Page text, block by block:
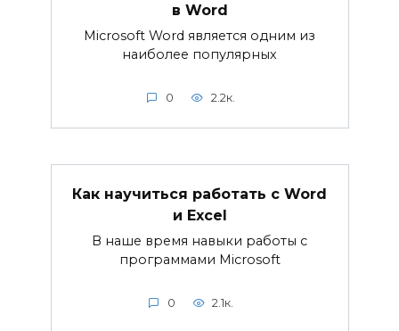
в Word
Microsoft Word является одним из
наиболее популярных
0 2.2к.
Как научиться работать с Word
и Excel
В наше время навыки работы с
программами Microsoft
0 2.1к.